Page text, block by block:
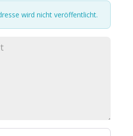
wird nicht veröffentlicht.